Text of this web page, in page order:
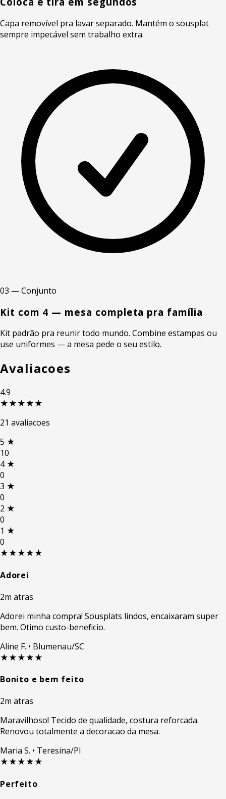
Capa removível pra lavar separado. Mantém o sousplat
sempre impecável sem trabalho extra.
03 — Conjunto
Kit com 4 — mesa completa pra família
Kit padrão pra reunir todo mundo. Combine estampas ou
use uniformes — a mesa pede o seu estilo.
Avaliacoes
4.9
★★★★★
21 avaliacoes
5 ★
10
4 ★
0
3 ★
0
2 ★
0
1 ★
0
★★★★★
Adorei
2m atras
Adorei minha compra! Sousplats lindos, encaixaram super
bem. Otimo custo-beneficio.
Aline F. • Blumenau/SC
★★★★★
Bonito e bem feito
2m atras
Maravilhoso! Tecido de qualidade, costura reforcada.
Renovou totalmente a decoracao da mesa.
Maria S. • Teresina/PI
★★★★★
Perfeito